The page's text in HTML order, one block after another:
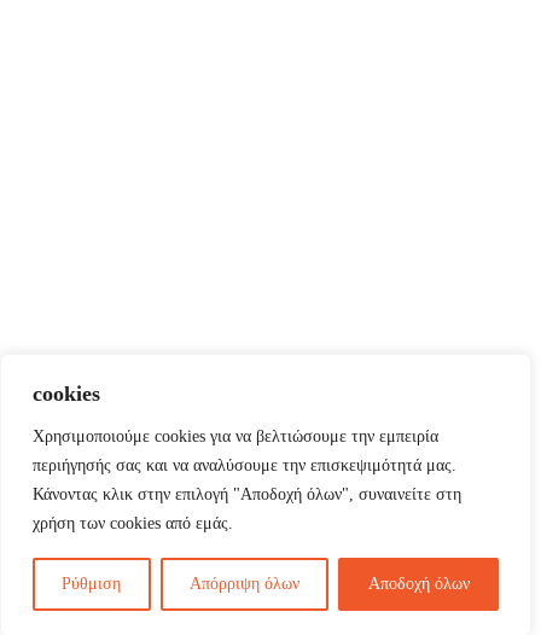
cookies
Χρησιμοποιούμε cookies για να βελτιώσουμε την εμπειρία
περιήγησής σας και να αναλύσουμε την επισκεψιμότητά μας.
Κάνοντας κλικ στην επιλογή "Αποδοχή όλων", συναινείτε στη
χρήση των cookies από εμάς.
Ρύθμιση Απόρριψη όλων Αποδοχή όλων